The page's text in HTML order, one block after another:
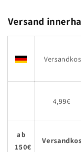
Versand
4,99€
ab
150€